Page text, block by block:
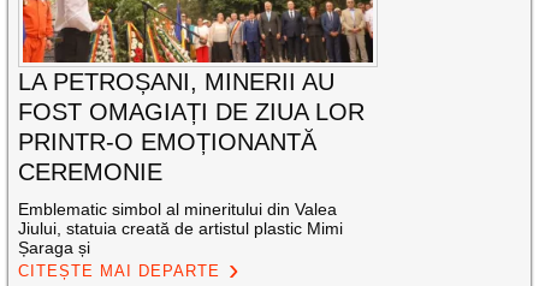
LA PETROȘANI, MINERII AU
FOST OMAGIAȚI DE ZIUA LOR
PRINTR-O EMOȚIONANTĂ
CEREMONIE
Emblematic simbol al mineritului din Valea
Jiului, statuia creată de artistul plastic Mimi
Șaraga și
CITEȘTE MAI DEPARTE